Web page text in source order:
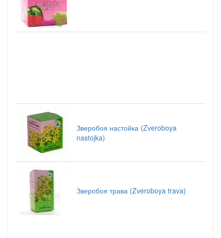
Зверобоя настойка (Zveroboya
nastojka)
Зверобоя трава (Zveroboya trava)